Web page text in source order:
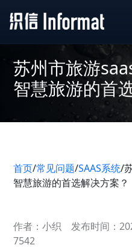
苏州市旅游
智慧旅游的首
首页/常见问题/SAAS系统/
智慧旅游的首选解决方案？
作者：小织 发布时间：
7542